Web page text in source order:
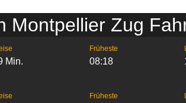
Montpellier Zug
Min.
Früheste
08:18
Früheste